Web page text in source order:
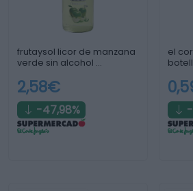
frutaysol licor de manzana
verde sin alcohol …
2,58€
-47,98%
el